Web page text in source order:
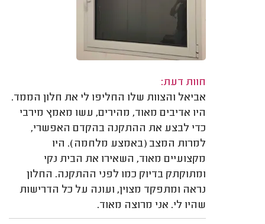
חוות דעת:
אביאל והצוות שלו החליפו לי את חלון הממד.
היו אדיבים מאוד, מהירים, עשו מאמץ מירבי
כדי לבצע את ההתקנה בהקדם האפשרי,
למרות המצב (באמצע מלחמה). היו
מקצועיים מאוד, השאירו את הבית נקי
ומתוקתק בדיוק כמו לפני ההתקנה. החלון
נראה ומתפקד מצוין, ועונה על כל הדרישות
שהיו לי. אני מרוצה מאוד.